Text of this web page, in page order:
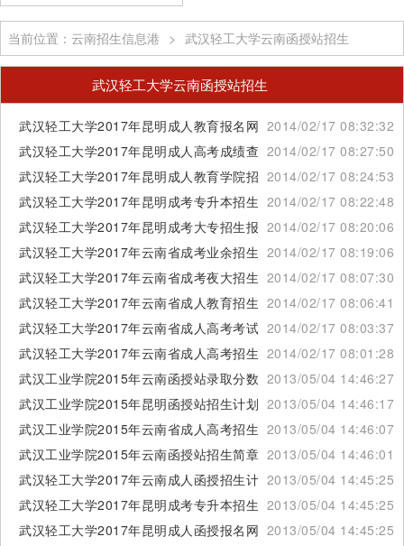
当前位置：云南招生信息港 > 武汉轻工大学云南函授站招生
武汉轻工大学云南函授站招生
武汉轻工大学2017年昆明成人教育报名网站2014/02/17 08:32:32
武汉轻工大学2017年昆明成人高考成绩查询2014/02/17 08:27:50
武汉轻工大学2017年昆明成人教育学院招生网2014/02/17 08:24:53
武汉轻工大学2017年昆明成考专升本招生介绍2014/02/17 08:22:48
武汉轻工大学2017年昆明成考大专招生报名2014/02/17 08:20:06
武汉轻工大学2017年云南省成考业余招生专业2014/02/17 08:19:06
武汉轻工大学2017年云南省成考夜大招生专业2014/02/17 08:07:30
武汉轻工大学2017年云南省成人教育招生专业2014/02/17 08:06:41
武汉轻工大学2017年云南省成人高考考试报名时间2014/02/17 08:03:37
武汉轻工大学2017年云南省成人高考招生计划2014/02/17 08:01:28
武汉工业学院2015年云南函授站录取分数线2013/05/04 14:46:27
武汉工业学院2015年昆明函授站招生计划 2013/05/04 14:46:17
武汉工业学院2015年云南省成人高考招生简章2013/05/04 14:46:07
武汉工业学院2015年云南函授站招生简章 2013/05/04 14:46:01
武汉轻工大学2017年云南成人函授招生计划2013/05/04 14:45:25
武汉轻工大学2017年昆明成考专升本招生计划2013/05/04 14:45:25
武汉轻工大学2017年昆明成人函授报名网站2013/05/04 14:45:25